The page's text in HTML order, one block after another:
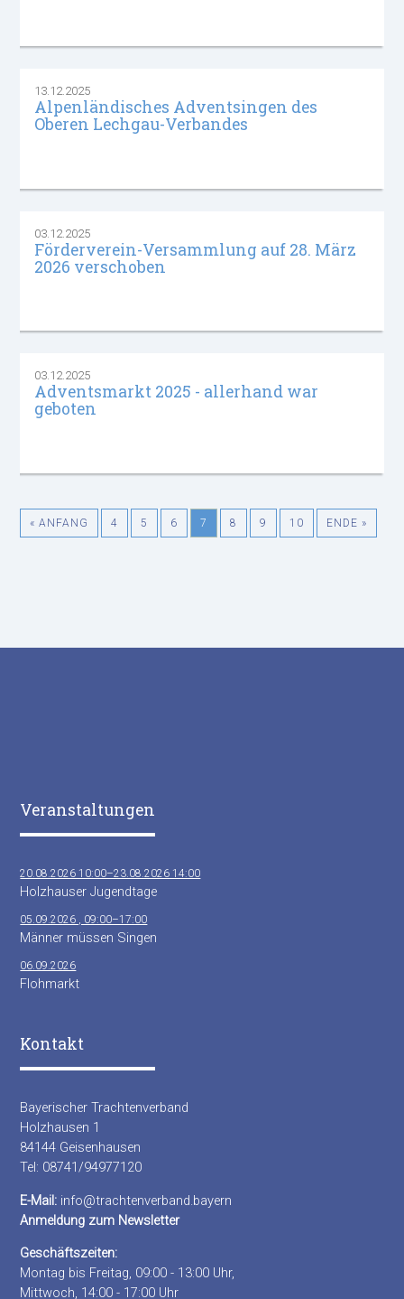
13.12.2025
Alpenländisches Adventsingen des
Oberen Lechgau-Verbandes
03.12.2025
Förderverein-Versammlung auf 28. März
2026 verschoben
03.12.2025
Adventsmarkt 2025 - allerhand war
geboten
« ANFANG 4 5 6 7 8 9 10 ENDE »
Veranstaltungen
20.08.2026 10:00–23.08.2026 14:00
Holzhauser Jugendtage
05.09.2026 , 09:00–17:00
Männer müssen Singen
06.09.2026
Flohmarkt
Kontakt
Bayerischer Trachtenverband
Holzhausen 1
84144 Geisenhausen
Tel: 08741/94977120
E-Mail: info@trachtenverband.bayern
Anmeldung zum Newsletter
Geschäftszeiten:
Montag bis Freitag, 09:00 - 13:00 Uhr,
Mittwoch, 14:00 - 17:00 Uhr